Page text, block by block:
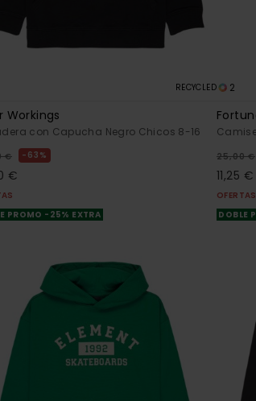
RECYCLED
Workings
con Capucha Negro Chicos 8-16
€ 63%
€
PROMO -25% EXTRA
2
25,00 €
11,25 €
OFERTAS
DOBLE